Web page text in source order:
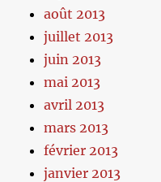
août 2013
juillet 2013
juin 2013
mai 2013
avril 2013
mars 2013
février 2013
janvier 2013